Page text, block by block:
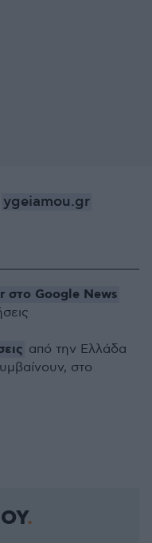
ygeiamou.gr
στο Google News
από την Ελλάδα
στο